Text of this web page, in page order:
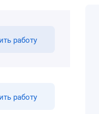
работу
работу